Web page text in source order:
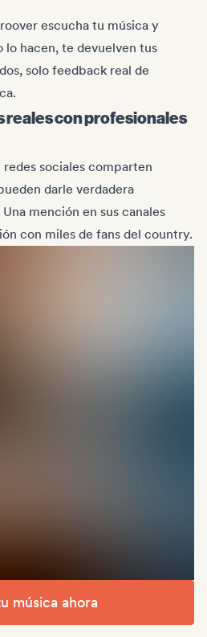
escucha tu música y
lo hacen, te devuelven tus
solo feedback real de
reales con profesionales
sociales comparten
darle verdadera
mención en sus canales
con miles de fans del country.
música ahora